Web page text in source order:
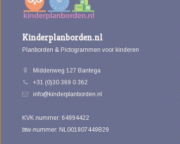
Kinderplanborden.nl
Planborden & Pictogrammen voor kinderen
Middenweg 127 Bantega
+31 (0)30 369 0 362
info@kinderplanborden.nl
KVK nummer: 64994422
btw-nummer: NL001807449B29